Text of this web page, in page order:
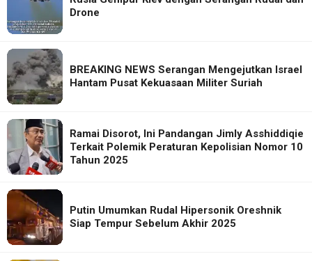
Drone
BREAKING NEWS Serangan Mengejutkan Israel
Hantam Pusat Kekuasaan Militer Suriah
Ramai Disorot, Ini Pandangan Jimly Asshiddiqie
Terkait Polemik Peraturan Kepolisian Nomor 10
Tahun 2025
Putin Umumkan Rudal Hipersonik Oreshnik
Siap Tempur Sebelum Akhir 2025